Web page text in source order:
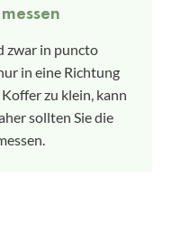
zwar in puncto
in eine Richtung
zu klein, kann
sollten Sie die